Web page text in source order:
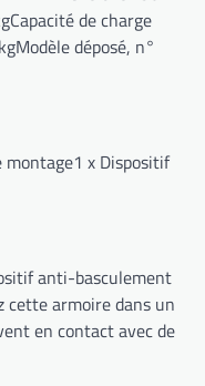
de charge
déposé, n°
montage1 x Dispositif
anti-basculement
cette armoire dans un
en contact avec de